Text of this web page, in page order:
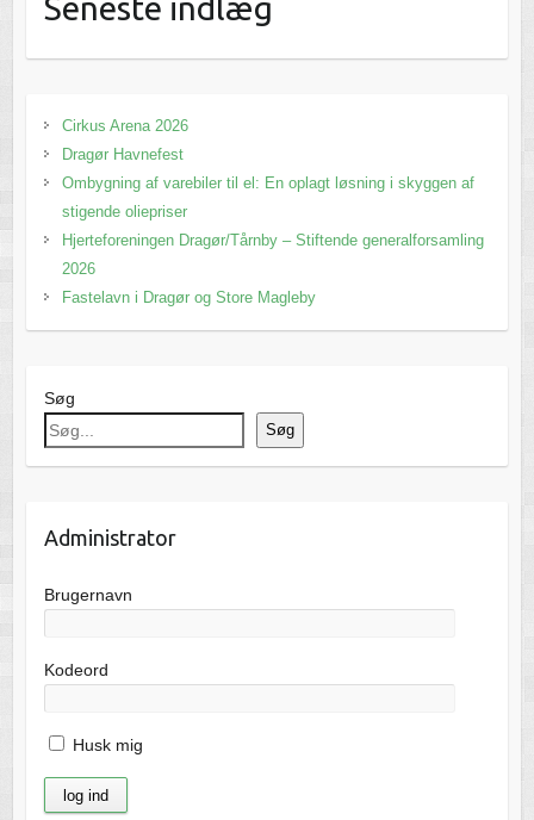
Cirkus Arena 2026
Dragør Havnefest
Ombygning af varebiler til el: En oplagt løsning i skyggen af
stigende oliepriser
Hjerteforeningen Dragør/Tårnby – Stiftende generalforsamling
2026
Fastelavn i Dragør og Store Magleby
Søg
Søg
Administrator
Brugernavn
Kodeord
Husk mig